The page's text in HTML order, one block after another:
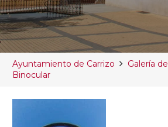
Ayuntamiento de Carrizo
Galería
Binocular